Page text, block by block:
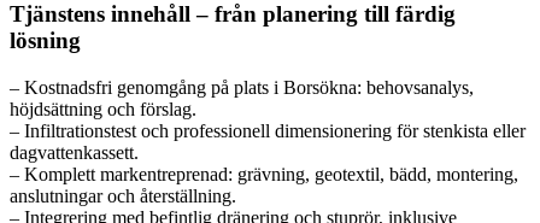
Tjänstens innehåll – från planering till färdig
lösning
– Kostnadsfri genomgång på plats i Borsökna: behovsanalys,
höjdsättning och förslag.
– Infiltrationstest och professionell dimensionering för stenkista eller
dagvattenkassett.
– Komplett markentreprenad: grävning, geotextil, bädd, montering,
anslutningar och återställning.
– Integrering med befintlig dränering och stuprör, inklusive